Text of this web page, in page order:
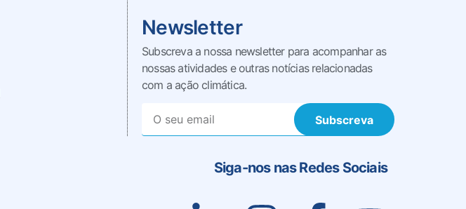
Newsletter
Subscreva a nossa newsletter para acompanhar as
nossas atividades e outras notícias relacionadas
com a ação climática.
Subscreva
Siga-nos nas Redes Sociais